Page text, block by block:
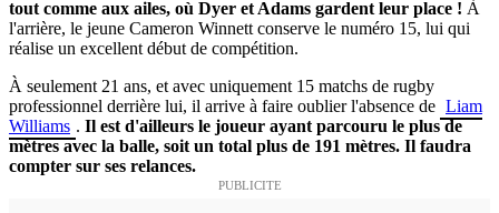
tout comme aux ailes, où Dyer et Adams gardent leur place ! À
l'arrière, le jeune Cameron Winnett conserve le numéro 15, lui qui
réalise un excellent début de compétition.
À seulement 21 ans, et avec uniquement 15 matchs de rugby
professionnel derrière lui, il arrive à faire oublier l'absence de Liam
Williams . Il est d'ailleurs le joueur ayant parcouru le plus de
mètres avec la balle, soit un total plus de 191 mètres. Il faudra
compter sur ses relances.